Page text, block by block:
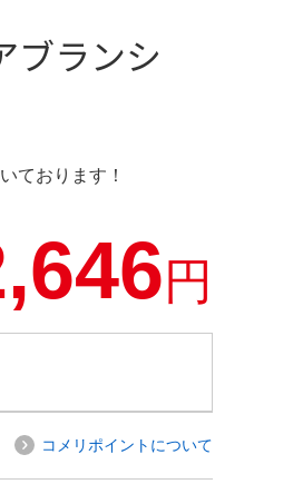
ブランシ
ております！
円
コメリポイントについて